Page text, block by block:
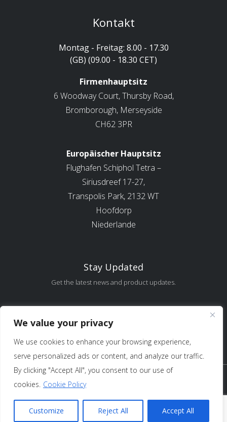
We value your privacy
We use cookies to enhance your browsing experience,
serve personalized ads or content, and analyze our traffic.
By clicking "Accept All", you consent to our use of
cookies. Cookie Policy
Customize Reject All Accept All
Kontakt
Montag - Freitag: 8.00 - 17.30
(GB) (09.00 - 18.30 CET)
Firmenhauptsitz
6 Woodway Court, Thursby Road,
Bromborough, Merseyside
CH62 3PR
Europäischer Hauptsitz
Flughafen Schiphol Tetra –
Siriusdreef 17-27,
Transpolis Park, 2132 WT
Hoofdorp
Niederlande
Stay Updated
Get the latest news and product updates.
Copyright 2025 Sure Antennas Limited Firmennr.:
Verkaufsbedingungen
Datenschutz